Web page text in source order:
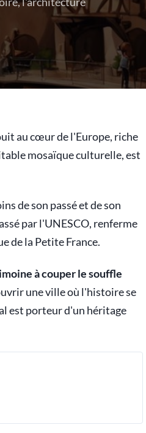
au cœur de l'Europe, riche
mosaïque culturelle, est
de son passé et de son
par l'UNESCO, renferme
de la Petite France.
à couper le souffle
une ville où l'histoire se
est porteur d'un héritage